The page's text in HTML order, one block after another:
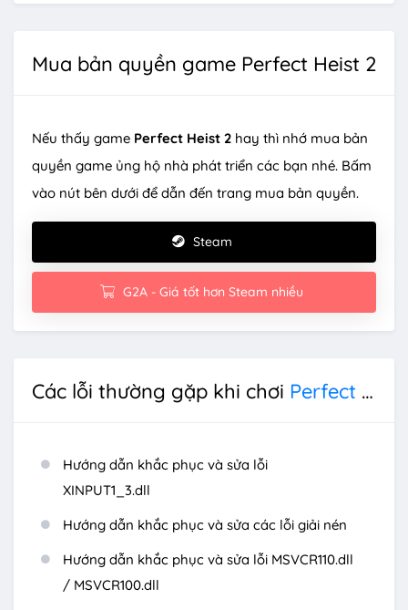
Mua bản quyền game Perfect Heist 2
Nếu thấy game Perfect Heist 2 hay thì nhớ mua bản
quyền game ủng hộ nhà phát triển các bạn nhé. Bấm
vào nút bên dưới để dẫn đến trang mua bản quyền.
Steam
G2A - Giá tốt hơn Steam nhiều
Các lỗi thường gặp khi chơi Perfect Heist 2
Hướng dẫn khắc phục và sửa lỗi
XINPUT1_3.dll
Hướng dẫn khắc phục và sửa các lỗi giải nén
Hướng dẫn khắc phục và sửa lỗi MSVCR110.dll
/ MSVCR100.dll